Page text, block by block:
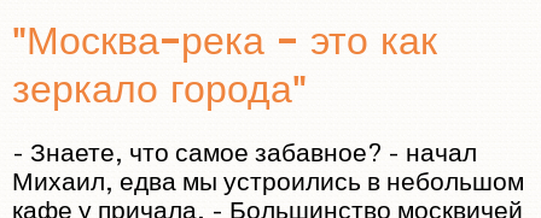
"Москва-река - это как
зеркало города"
- Знаете, что самое забавное? - начал
Михаил, едва мы устроились в небольшом
кафе у причала. - Большинство москвичей